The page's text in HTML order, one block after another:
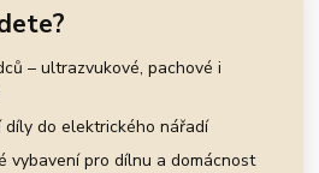
– ultrazvukové, pachové i
díly do elektrického nářadí
vybavení pro dílnu a domácnost